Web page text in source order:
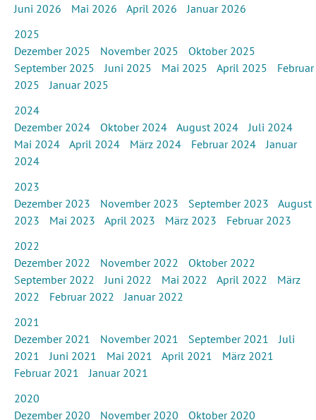
Juni 2026
Mai 2026 April 2026
Januar 2026
2025
Dezember 2025
November 2025
Oktober 2025
September 2025
Juni 2025 Mai 2025 April 2025
Februar
2025
Januar 2025
2024
Dezember 2024
Oktober 2024 August 2024
Juli 2024
Mai 2024
April 2024 März 2024 Februar 2024
Januar
2024
2023
Dezember 2023
November 2023 September 2023
August
2023
Mai 2023 April 2023 März 2023
Februar 2023
2022
Dezember 2022
November 2022
Oktober 2022
September 2022
Juni 2022 Mai 2022 April 2022
März
2022
Februar 2022
Januar 2022
2021
Dezember 2021
November 2021 September 2021
Juli
2021
Juni 2021 Mai 2021 April 2021
März 2021
Februar 2021
Januar 2021
2020
Dezember 2020
November 2020 Oktober 2020